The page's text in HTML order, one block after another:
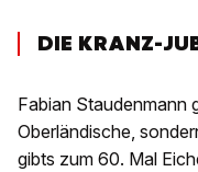
DIE KRANZ-
Fabian Staudenmann
Oberländische,
gibts zum 60. Mal